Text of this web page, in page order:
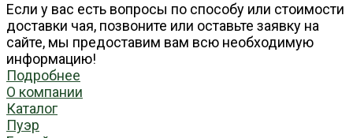
Если у вас есть вопросы по способу или стоимости
доставки чая, позвоните или оставьте заявку на
сайте, мы предоставим вам всю необходимую
информацию!
Подробнее
О компании
Каталог
Пуэр